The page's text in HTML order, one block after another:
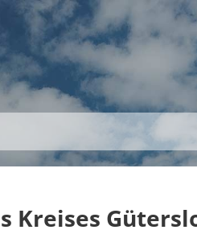
THEMEN UNSER KREIS
Kreises